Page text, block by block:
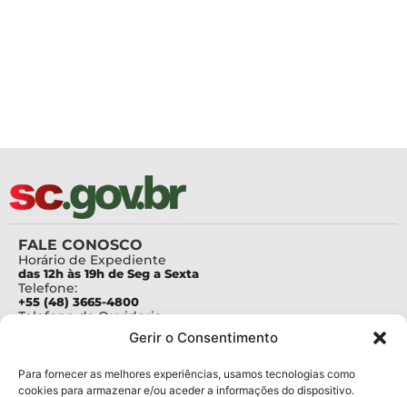
Gerir o Consentimento
Para fornecer as melhores experiências, usamos tecnologias como
cookies para armazenar e/ou aceder a informações do dispositivo.
FALE CONOSCO
Horário de Expediente
das 12h às 19h de Seg a Sexta
Telefone:
+55 (48) 3665-4800
Telefone da Ouvidoria
Para assuntos relacionados à Pesquisa
pesquisa@fapesc.sc.gov.br